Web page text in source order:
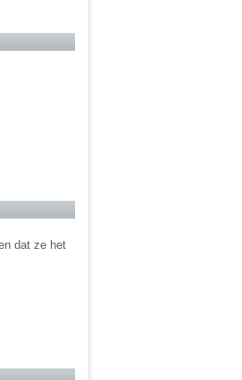
dat ze het